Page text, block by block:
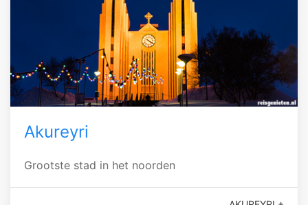
Akureyri
Grootste stad in het noorden